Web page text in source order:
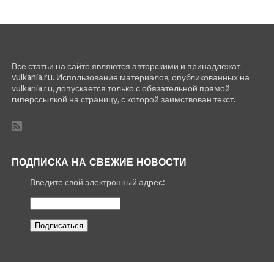
Все статьи на сайте являются авторскими и принадлежат
vulkania.ru. Использование материалов, опубликованных на
vulkania.ru, допускается только с обязательной прямой
гиперссылкой на страницу, с которой заимствован текст.
ПОДПИСКА НА СВЕЖИЕ НОВОСТИ
Введите свой электронный адрес: